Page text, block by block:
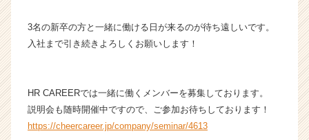
3名の新卒の方と一緒に働ける日が来るのが待ち遠しいです。
入社まで引き続きよろしくお願いします！
HR CAREERでは一緒に働くメンバーを募集しております。
説明会も随時開催中ですので、ご参加お待ちしております！
https://cheercareer.jp/company/seminar/4613